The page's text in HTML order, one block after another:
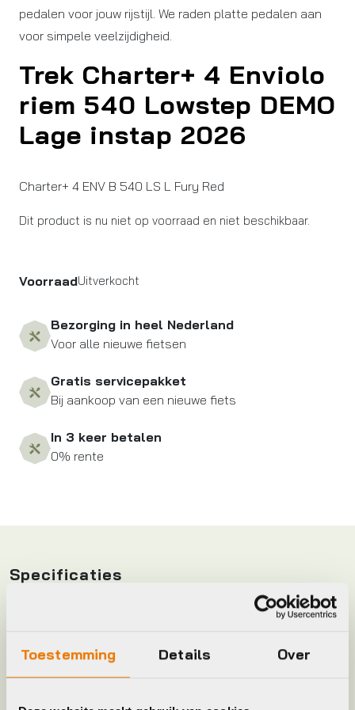
Toestemming Details Over
pedalen voor jouw rijstijl. We raden platte pedalen aan
voor simpele veelzijdigheid.
Trek Charter+ 4 Enviolo
riem 540 Lowstep DEMO
Lage instap 2026
Charter+ 4 ENV B 540 LS L Fury Red
Dit product is nu niet op voorraad en niet beschikbaar.
VoorraadUitverkocht
Bezorging in heel Nederland
Voor alle nieuwe fietsen
Gratis servicepakket
Bij aankoop van een nieuwe fiets
In 3 keer betalen
0% rente
Specificaties
Demo
Accu vermogen
Aantal versnellingen